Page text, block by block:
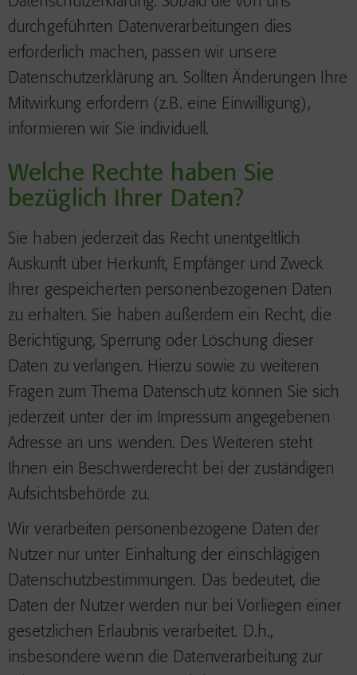
durchgeführten Datenverarbeitungen dies
erforderlich machen, passen wir unsere
Datenschutzerklärung an. Sollten Änderungen Ihre
Mitwirkung erfordern (z.B. eine Einwilligung),
informieren wir Sie individuell.
Welche Rechte haben Sie
bezüglich Ihrer Daten?
Sie haben jederzeit das Recht unentgeltlich
Auskunft über Herkunft, Empfänger und Zweck
Ihrer gespeicherten personenbezogenen Daten
zu erhalten. Sie haben außerdem ein Recht, die
Berichtigung, Sperrung oder Löschung dieser
Daten zu verlangen. Hierzu sowie zu weiteren
Fragen zum Thema Datenschutz können Sie sich
jederzeit unter der im Impressum angegebenen
Adresse an uns wenden. Des Weiteren steht
Ihnen ein Beschwerderecht bei der zuständigen
Aufsichtsbehörde zu.
Wir verarbeiten personenbezogene Daten der
Nutzer nur unter Einhaltung der einschlägigen
Datenschutzbestimmungen. Das bedeutet, die
Daten der Nutzer werden nur bei Vorliegen einer
gesetzlichen Erlaubnis verarbeitet. D.h.,
insbesondere wenn die Datenverarbeitung zur